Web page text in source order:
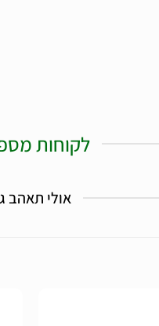
לקוחות
אולי תאהב